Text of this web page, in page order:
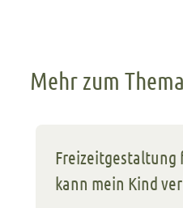
Mehr zum
Freizeitgestaltung
kann mein Kind